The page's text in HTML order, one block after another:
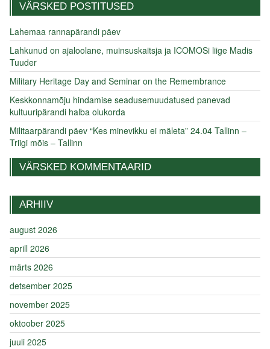
VÄRSKED POSTITUSED
Lahemaa rannapärandi päev
Lahkunud on ajaloolane, muinsuskaitsja ja ICOMOSi liige Madis
Tuuder
Military Heritage Day and Seminar on the Remembrance
Keskkonnamõju hindamise seadusemuudatused panevad
kultuuripärandi halba olukorda
Militaarpärandi päev “Kes minevikku ei mäleta” 24.04 Tallinn –
Triigi mõis – Tallinn
VÄRSKED KOMMENTAARID
ARHIIV
august 2026
aprill 2026
märts 2026
detsember 2025
november 2025
oktoober 2025
juuli 2025